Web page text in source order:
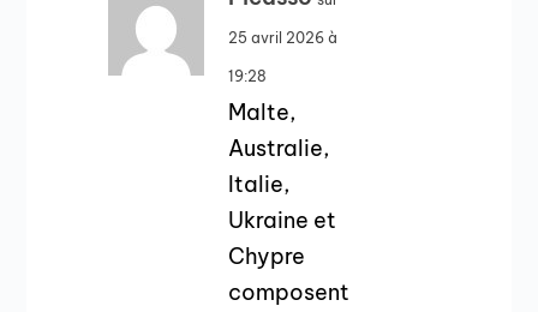
25 avril 2026 à
19:28
Malte,
Australie,
Italie,
Ukraine et
Chypre
composent